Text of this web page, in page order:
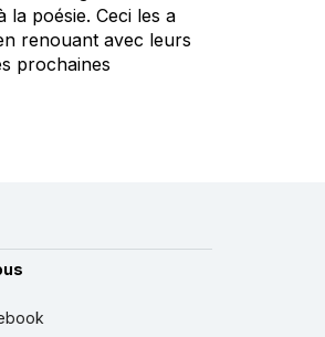
la poésie. Ceci les a
renouant avec leurs
prochaines